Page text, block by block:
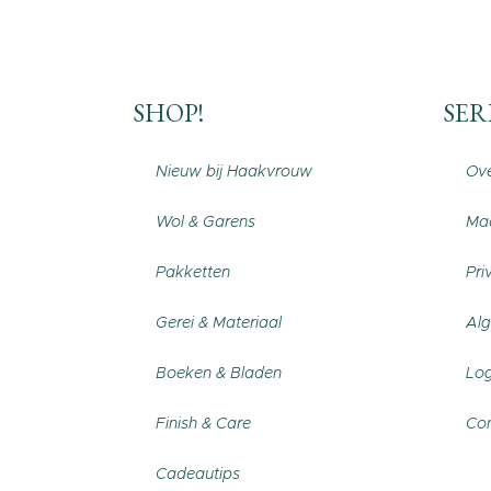
SHOP!
Nieuw bij Haakvrouw
Wol & Garens
Pakketten
Gerei & Materiaal
Boeken & Bladen
Finish & Care
Cadeautips